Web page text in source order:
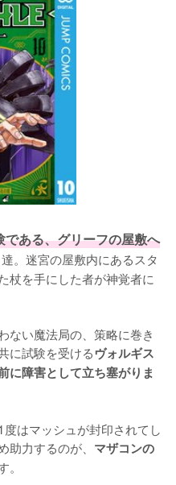
ある、グリーフの屋敷へ
。迷宮の屋敷内にあるスタ
杖を手にした者が神覚者に
ない魔法局の、策略に巻き
に試験を受けるヴォルギス
に障害として立ち塞がりま
はマッシュが封印されてし
力するのが、 マザコンの
。